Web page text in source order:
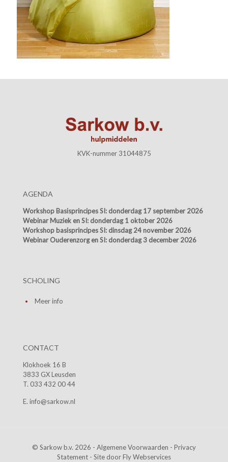
KVK-nummer 31044875
AGENDA
Workshop Basisprincipes SI: donderdag 17 september 2026
Webinar Muziek en SI: donderdag 1 oktober 2026
Workshop basisprincipes SI: dinsdag 24 november 2026
Webinar Ouderenzorg en SI: donderdag 3 december 2026
SCHOLING
Meer info
CONTACT
Klokhoek 16 B
3833 GX Leusden
T. 033 432 00 44
E. info@sarkow.nl
© Sarkow b.v. 2026 - Algemene Voorwaarden - Privacy
Statement - Site doorFly Webservices